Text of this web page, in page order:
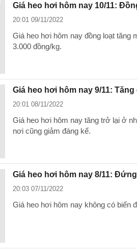
Giá heo hơi hôm nay 10/11:
20:01 09/11/2022
Giá heo hơi hôm nay đồng loạt tăng
3.000 đồng/kg.
Giá heo hơi hôm nay 9/11:
20:01 08/11/2022
Giá heo hơi hôm nay tăng trở lại ở
nơi cũng giảm đáng kể.
Giá heo hơi hôm nay 8/11:
20:03 07/11/2022
Giá heo hơi hôm nay không có biến